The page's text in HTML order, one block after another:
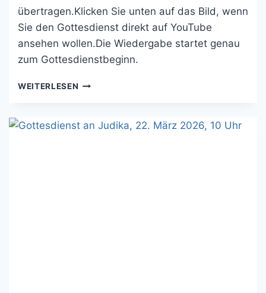
übertragen.Klicken Sie unten auf das Bild, wenn
Sie den Gottesdienst direkt auf YouTube
ansehen wollen.Die Wiedergabe startet genau
zum Gottesdienstbeginn.
WEITERLESEN GOTTESDIENST
03.